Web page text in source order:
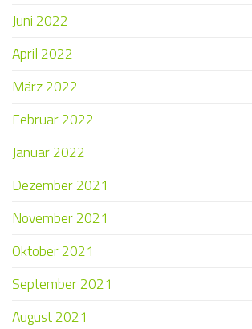
Juni 2022
April 2022
März 2022
Februar 2022
Januar 2022
Dezember 2021
November 2021
Oktober 2021
September 2021
August 2021